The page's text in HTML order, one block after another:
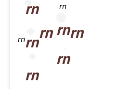
rn
rn
rn
rn
rn
rn
rn
rn
rn